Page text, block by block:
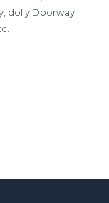
dolly Doorway